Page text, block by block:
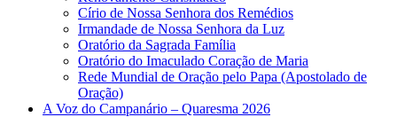
Círio de Nossa Senhora dos Remédios
Irmandade de Nossa Senhora da Luz
Oratório da Sagrada Família
Oratório do Imaculado Coração de Maria
Rede Mundial de Oração pelo Papa (Apostolado de
Oração)
A Voz do Campanário – Quaresma 2026